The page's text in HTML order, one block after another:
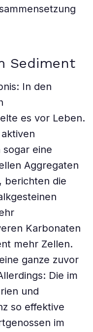
Sediment
In den
es vor Leben.
eine
Aggregaten
berichten die
Karbonaten
mehr Zellen.
ganze zuvor
Die im
und
so effektive
im